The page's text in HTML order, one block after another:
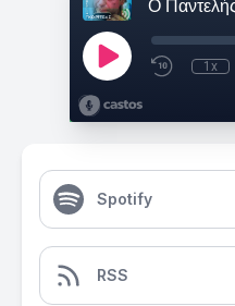
1x
Spotify
RSS